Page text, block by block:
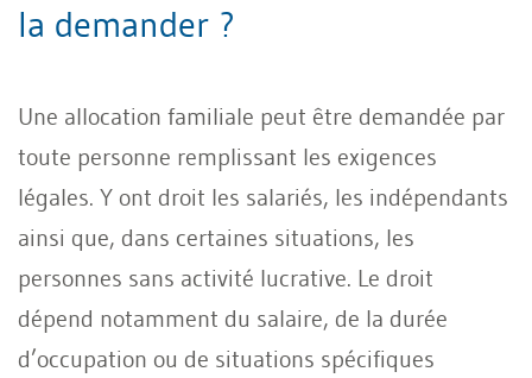
la demander ?
Une allocation familiale peut être demandée par
toute personne remplissant les exigences
légales. Y ont droit les salariés, les indépendants
ainsi que, dans certaines situations, les
personnes sans activité lucrative. Le droit
dépend notamment du salaire, de la durée
d’occupation ou de situations spécifiques